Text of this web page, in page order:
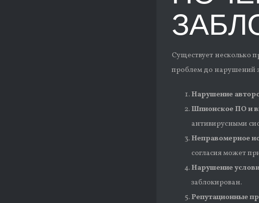
Существует несколько
проблем до нарушений
Нарушение
Шпионское ПО и
антивирусными
Неправомерное
согласия может
Нарушение
заблокирован.
Репутационные